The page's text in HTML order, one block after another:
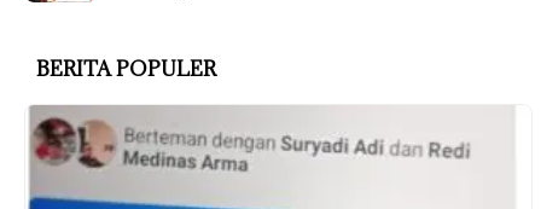
BERITA POPULER